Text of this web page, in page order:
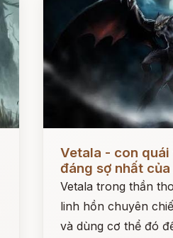
Vetala - con
đáng sợ nhất
Vetala trong thần
linh hồn chuyên
và dùng cơ thể đó